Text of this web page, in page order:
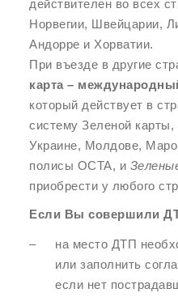
действителен во всех
Норвегии, Швейцарии,
Андорре и Хорватии.
При въезде в другие
карта –
который действует в
систему Зеленой
Украине, Молдове,
полисы OCTA, и
приобрести у любого
Если Вы совершили
на место ДТП
или заполнить
если нет